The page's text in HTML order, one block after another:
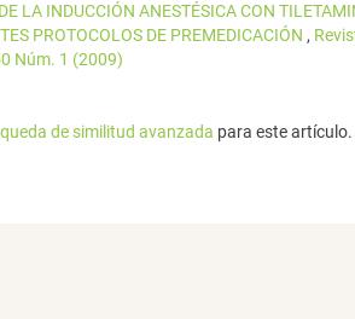
LA INDUCCIÓN ANESTÉSICA CON
PROTOCOLOS DE PREMEDICACIÓN ,
Núm. 1 (2009)
de similitud avanzada para este artículo.